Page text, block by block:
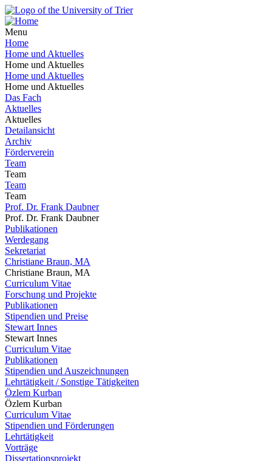
Menu
Home
Home und Aktuelles
Home und Aktuelles
Home und Aktuelles
Home und Aktuelles
Das Fach
Aktuelles
Aktuelles
Detailansicht
Archiv
Förderverein
Team
Team
Team
Team
Prof. Dr. Frank Daubner
Prof. Dr. Frank Daubner
Publikationen
Werdegang
Sekretariat
Christiane Braun, MA
Christiane Braun, MA
Curriculum Vitae
Forschung und Projekte
Publikationen
Stipendien und Preise
Stewart Innes
Stewart Innes
Curriculum Vitae
Publikationen
Stipendien und Auszeichnungen
Lehrtätigkeit / Sonstige Tätigkeiten
Özlem Kurban
Özlem Kurban
Curriculum Vitae
Stipendien und Förderungen
Lehrtätigkeit
Vorträge
Dissertationsprojekt